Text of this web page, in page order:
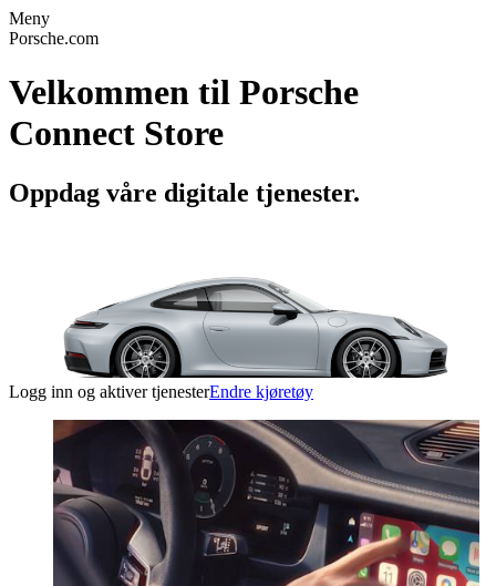
Meny
Porsche.com
Velkommen til Porsche
Connect Store
Oppdag våre digitale tjenester.
Logg inn og aktiver tjenesterEndre kjøretøy